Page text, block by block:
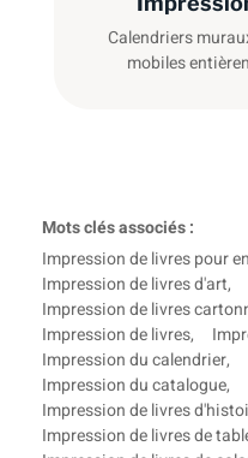
Calendriers
mobiles
Mots clés associés :
Impression de livres pour
Impression de livres d'art,
Impression de livres
Impression de livres,
Impression du calendrier,
Impression du catalogue,
Impression de livres
Impression de livres de